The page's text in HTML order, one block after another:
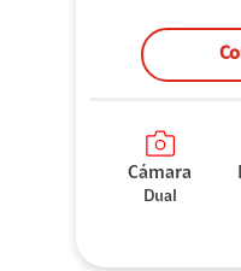
Cámara
Dual